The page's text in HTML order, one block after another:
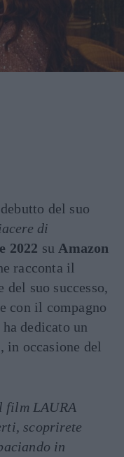
del suo
di
2022 su Amazon
racconta il
suo successo,
con il compagno
dedicato un
, in occasione del
film LAURA
scoprirete
in